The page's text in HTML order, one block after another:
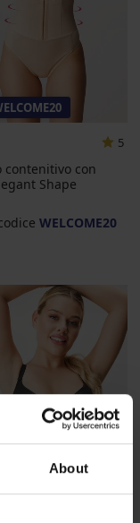
About
5
contenitivo con
Shape
WELCOME20